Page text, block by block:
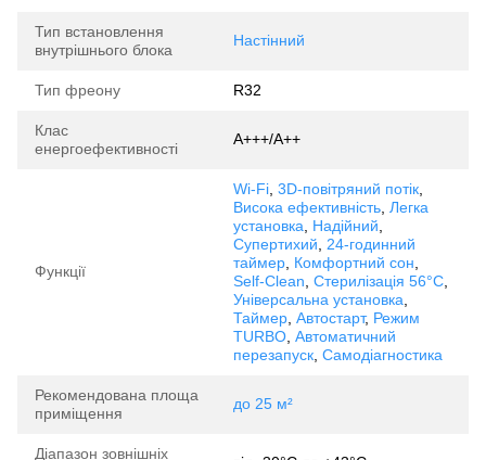
Тип встановлення
внутрішнього блока
Настінний
Тип фреону R32
Клас
енергоефективності
A+++/А++
Функції
Wi-Fi 3D-повітряний потік
Висока ефективність Легка
установка
Надійний
Супертихий
24-годинний
таймер Комфортний сон
Self-Clean Стерилізація 56°C
Універсальна установка
Таймер Автостарт, Режим
TURBO Автоматичний
перезапуск Самодіагностика
Рекомендована площа
приміщення
до 25 м²
Діапазон зовнішніх